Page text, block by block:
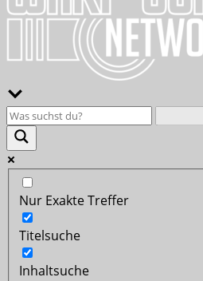
Nur Exakte Treffer
Titelsuche
Inhaltsuche